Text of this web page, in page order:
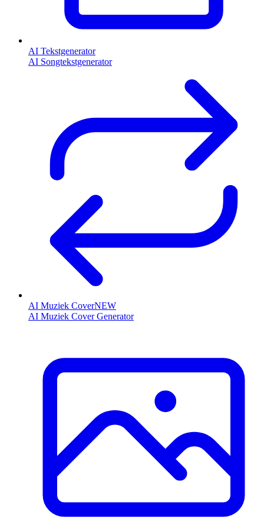
AI Tekstgenerator
AI Songtekstgenerator
AI Muziek CoverNEW
AI Muziek Cover Generator